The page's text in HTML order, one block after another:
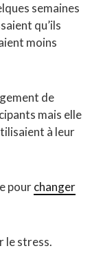
semaines
qu’ils
moins
de
mais elle
à leur
pourchanger
le stress.